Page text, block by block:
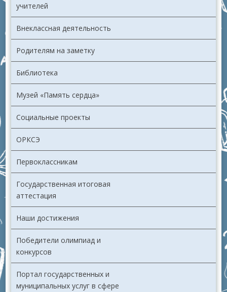
учителей
Внеклассная деятельность
Родителям на заметку
Библиотека
Музей «Память сердца»
Социальные проекты
ОРКСЭ
Первоклассникам
Государственная итоговая
аттестация
Наши достижения
Победители олимпиад и
конкурсов
Портал государственных и
муниципальных услуг в сфере